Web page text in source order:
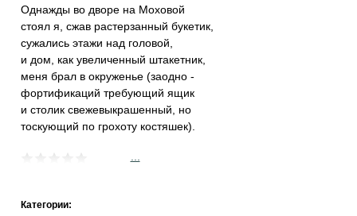
Однажды во дворе на Моховой
стоял я, сжав растерзанный букетик,
сужались этажи над головой,
и дом, как увеличенный штакетник,
меня брал в окруженье (заодно -
фортификаций требующий ящик
и столик свежевыкрашенный, но
тоскующий по грохоту костяшек).
Категории: